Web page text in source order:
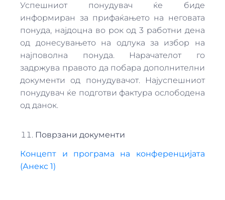
Успешниот понудувач ќе биде
информиран за прифаќањето на неговата
понуда, најдоцна во рок од 3 работни дена
од донесувањето на одлука за избор на
најповолна понуда. Нарачателот го
задржува правото да побара дополнителни
документи од понудувачот. Најуспешниот
понудувач ќе подготви фактура ослободена
од данок.
Поврзани документи
Концепт и програма на конференцијата
(Анекс 1)